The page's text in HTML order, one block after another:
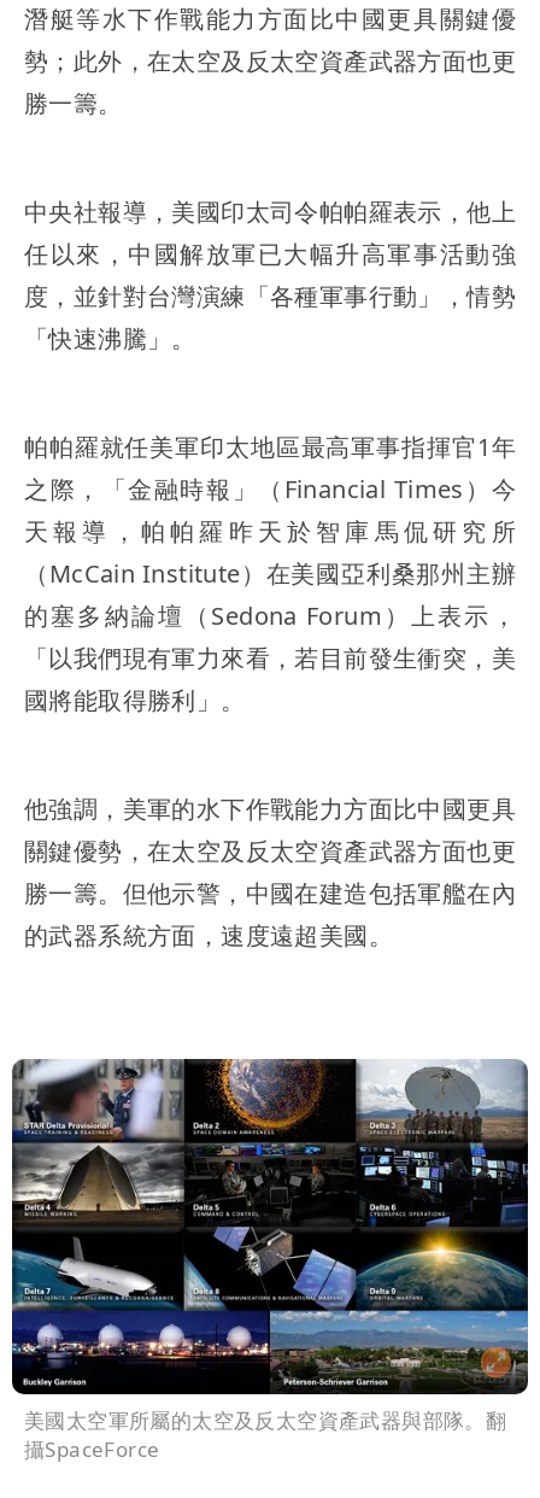
潛艇等水下作戰能力方面比中國更具關鍵優
勢；此外，在太空及反太空資產武器方面也更
勝一籌。
中央社報導，美國印太司令帕帕羅表示，他上
任以來，中國解放軍已大幅升高軍事活動強
度，並針對台灣演練「各種軍事行動」，情勢
「快速沸騰」。
帕帕羅就任美軍印太地區最高軍事指揮官1年
之際，「金融時報」（Financial Times）今
天報導，帕帕羅昨天於智庫馬侃研究所
（McCain Institute）在美國亞利桑那州主辦
的塞多納論壇（Sedona Forum）上表示，
「以我們現有軍力來看，若目前發生衝突，美
國將能取得勝利」。
他強調，美軍的水下作戰能力方面比中國更具
關鍵優勢，在太空及反太空資產武器方面也更
勝一籌。但他示警，中國在建造包括軍艦在內
的武器系統方面，速度遠超美國。
美國太空軍所屬的太空及反太空資產武器與部隊。翻
攝SpaceForce